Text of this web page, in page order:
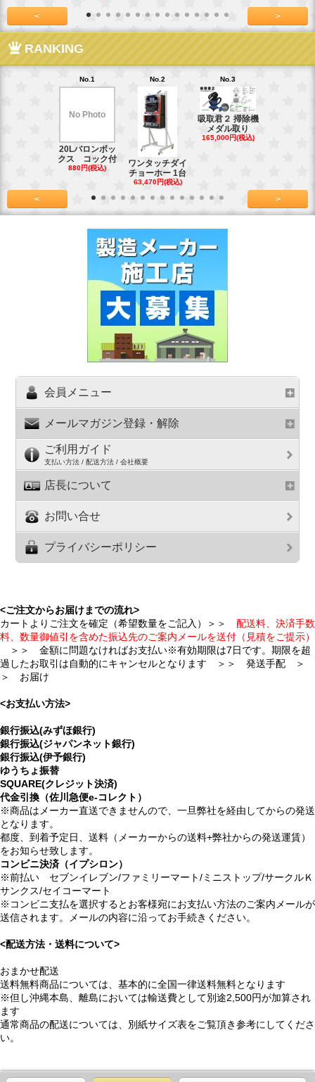
< >
RANKING
No.1
No Photo
20Lバロンボッ
クス コック付
880円(税込)
No.2
ワンタッチダイ
チョーホー 1台
63,470円(税込)
No.3
吸取君２ 掃除機
メダル取り
165,000円(税込)
< >
会員メニュー
メールマガジン登録・解除
ご利用ガイド
支払い方法 / 配送方法 / 会社概要
店長について
お問い合せ
プライバシーポリシー
<ご注文からお届けまでの流れ>
カートよりご注文を確定（希望数量をご記入）＞＞ 配送料、決済手数
料、数量御値引を含めた振込先のご案内メールを送付（見積をご提示）
＞＞ 金額に問題なければお支払い※有効期限は7日です。期限を超
過したお取引は自動的にキャンセルとなります ＞＞ 発送手配 ＞
＞ お届け
<お支払い方法>
銀行振込(みずほ銀行)
銀行振込(ジャパンネット銀行)
銀行振込(伊予銀行)
ゆうちょ振替
SQUARE(クレジット決済)
代金引換（佐川急便e-コレクト）
※商品はメーカー直送できませんので、一旦弊社を経由してからの発送
となります。
都度、到着予定日、送料（メーカーからの送料+弊社からの発送運賃）
をお知らせ致します。
コンビニ決済（イプシロン）
※前払い セブンイレブン/ファミリーマート/ミニストップ/サークルＫ
サンクス/セイコーマート
※コンビニ支払を選択するとお客様宛にお支払い方法のご案内メールが
送信されます。メールの内容に沿ってお手続きください。
<配送方法・送料について>
おまかせ配送
送料無料商品については、基本的に全国一律送料無料となります
※但し沖縄本島、離島においては輸送費として別途2,500円が加算され
ます
通常商品の配送については、別紙サイズ表をご覧頂き参考にしてくださ
い。